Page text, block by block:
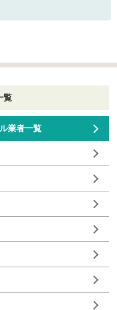
覧
業者一覧